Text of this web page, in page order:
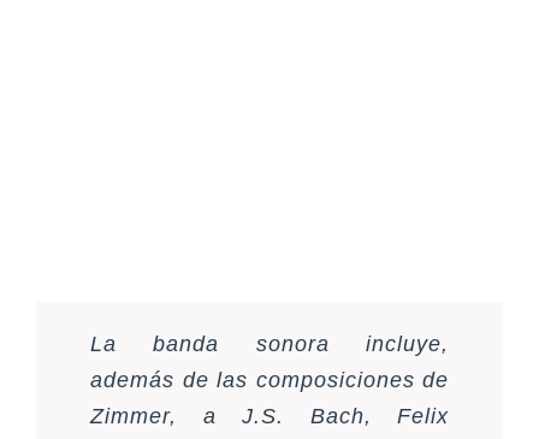
La banda sonora incluye,
además de las composiciones de
Zimmer, a J.S. Bach, Felix